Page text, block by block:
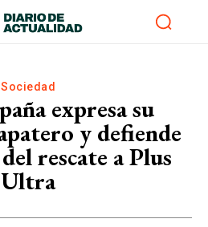
Sociedad
expresa su
y defiende
rescate a Plus
Ultra